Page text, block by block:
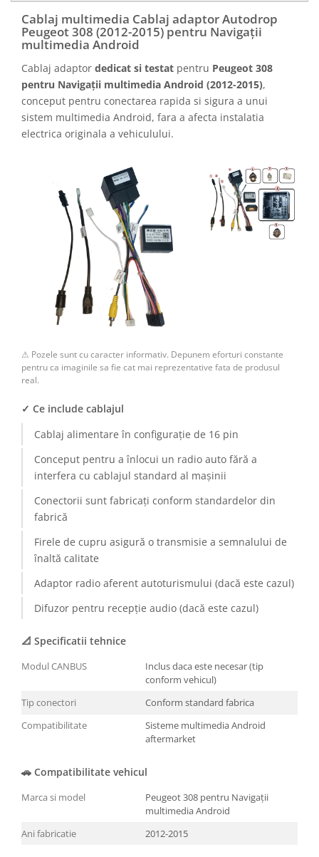
Cablaj multimedia Cablaj adaptor Autodrop
Peugeot 308 (2012-2015) pentru Navigații
multimedia Android
Cablaj adaptor dedicat si testat pentru Peugeot 308
pentru Navigații multimedia Android (2012-2015),
conceput pentru conectarea rapida si sigura a unui
sistem multimedia Android, fara a afecta instalatia
electrica originala a vehiculului.
⚠ Pozele sunt cu caracter informativ. Depunem eforturi constante
pentru ca imaginile sa fie cat mai reprezentative fata de produsul
real.
✓ Ce include cablajul
Cablaj alimentare în configurație de 16 pin
Conceput pentru a înlocui un radio auto fără a
interfera cu cablajul standard al mașinii
Conectorii sunt fabricați conform standardelor din
fabrică
Firele de cupru asigură o transmisie a semnalului de
înaltă calitate
Adaptor radio aferent autoturismului (dacă este cazul)
Difuzor pentru recepție audio (dacă este cazul)
📐 Specificatii tehnice
Modul CANBUS
Inclus daca este necesar (tip
conform vehicul)
Tip conectori
Conform standard fabrica
Compatibilitate
Sisteme multimedia Android
aftermarket
🚗 Compatibilitate vehicul
Marca si model
Peugeot 308 pentru Navigații
multimedia Android
Ani fabricatie
2012-2015